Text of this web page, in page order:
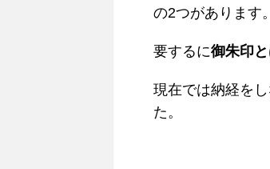
の2つがあります。
要するに御朱印
現在では納経を
た。